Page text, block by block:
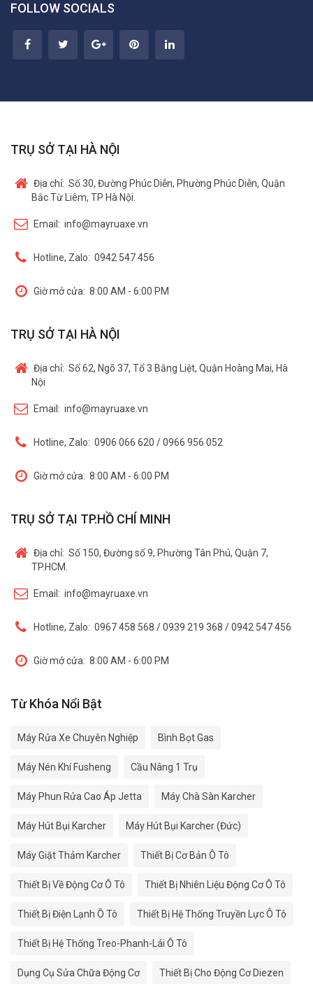
FOLLOW SOCIALS
TRỤ SỞ TẠI HÀ NỘI
Địa chỉ: Số 30, Đường Phúc Diễn, Phường Phúc Diễn, Quận
Bắc Từ Liêm, TP Hà Nội.
Email: info@mayruaxe.vn
Hotline, Zalo: 0942 547 456
Giờ mở cửa: 8:00 AM - 6:00 PM
TRỤ SỞ TẠI HÀ NỘI
Địa chỉ: Số 62, Ngõ 37, Tổ 3 Bằng Liệt, Quận Hoàng Mai, Hà
Nội
Email: info@mayruaxe.vn
Hotline, Zalo: 0906 066 620 / 0966 956 052
Giờ mở cửa: 8:00 AM - 6:00 PM
TRỤ SỞ TẠI TP.HỒ CHÍ MINH
Địa chỉ: Số 150, Đường số 9, Phường Tân Phú, Quận 7,
TP.HCM.
Email: info@mayruaxe.vn
Hotline, Zalo: 0967 458 568 / 0939 219 368 / 0942 547 456
Giờ mở cửa: 8:00 AM - 6:00 PM
Từ Khóa Nổi Bật
Máy Rửa Xe Chuyên Nghiệp Bình Bọt Gas
Máy Nén Khí Fusheng Cầu Nâng 1 Trụ
Máy Phun Rửa Cao Áp Jetta Máy Chà Sàn Karcher
Máy Hút Bụi Karcher Máy Hút Bụi Karcher (Đức)
Máy Giặt Thảm Karcher Thiết Bị Cơ Bản Ô Tô
Thiết Bị Về Động Cơ Ô Tô Thiết Bị Nhiên Liệu Động Cơ Ô Tô
Thiết Bị Điện Lạnh Ô Tô Thiết Bị Hệ Thống Truyền Lực Ô Tô
Thiết Bị Hệ Thống Treo-Phanh-Lái Ô Tô
Dụng Cụ Sửa Chữa Động Cơ Thiết Bị Cho Động Cơ Diezen